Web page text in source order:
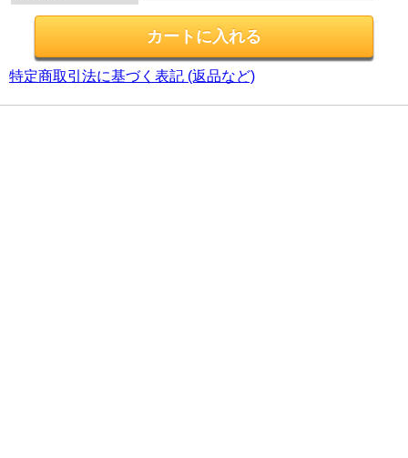
特定商取引法に基づく表記 (返品など)